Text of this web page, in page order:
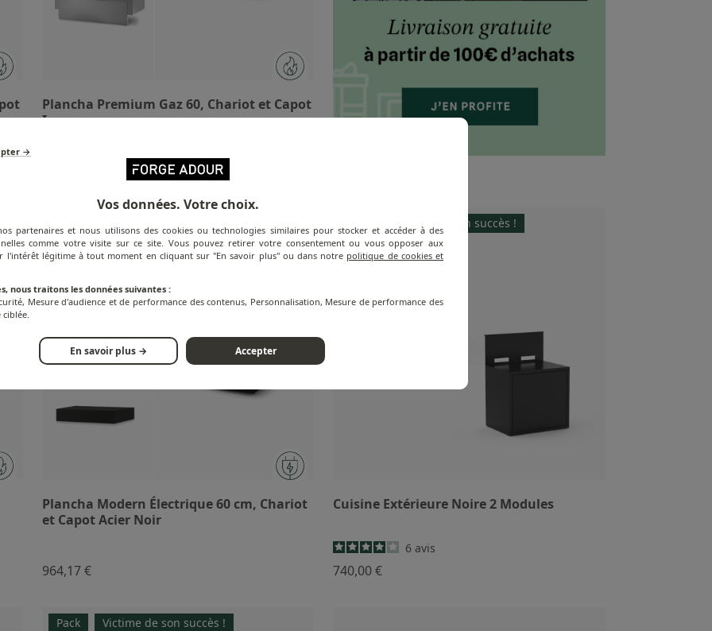
Plancha Premium Gaz 60, Chariot et Capot
Inox
Plancha Modern Électrique 60 cm, Chariot
et Capot Acier Noir
964,17 €
Victime de son succès !
Cuisine Extérieure Noire 2 Modules
6avis
740,00 €
Pack Victime de son succès !
→
Vos données. Votre choix.
partenaires et nous utilisons des cookies ou technologies similaires pour stocker et accéder à des
comme votre visite sur ce site. Vous pouvez retirer votre consentement ou vous opposer aux
l'intérêt légitime à tout moment en cliquant sur "En savoir plus" ou dans notre politique de cookies et
nous traitons les données suivantes :
Mesure d'audience et de performance des contenus, Personnalisation, Mesure de performance des
En savoir plus → Accepter